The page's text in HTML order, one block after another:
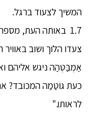
המשיך לצעוד ברגל.
1.7 באותה העת,
צעדו הלוך ושוב
אַמְבַּטְּהַה ניגש אליהם
כעת גוֹטַמַה המכובד?
לראותו."